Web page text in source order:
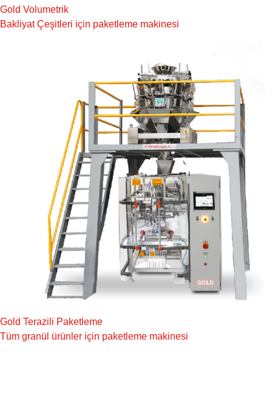
Gold Volumetrik
Bakliyat Çeşitleri için paketleme makinesi
Gold Terazili Paketleme
Tüm granül ürünler için paketleme makinesi